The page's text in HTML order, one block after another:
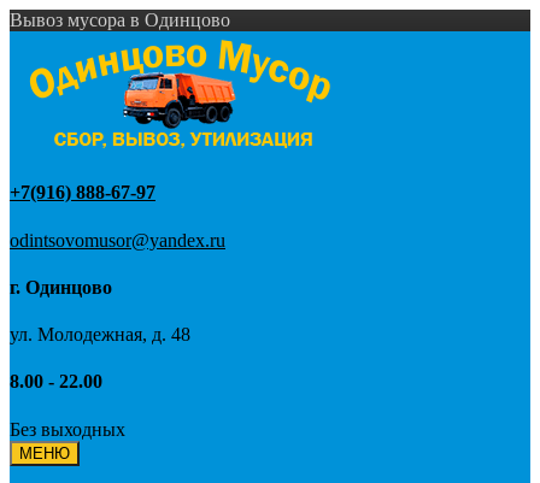
Вывоз мусора в Одинцово
+7(916) 888-67-97
odintsovomusor@yandex.ru
г. Одинцово
ул. Молодежная, д. 48
8.00 - 22.00
Без выходных
МЕНЮ